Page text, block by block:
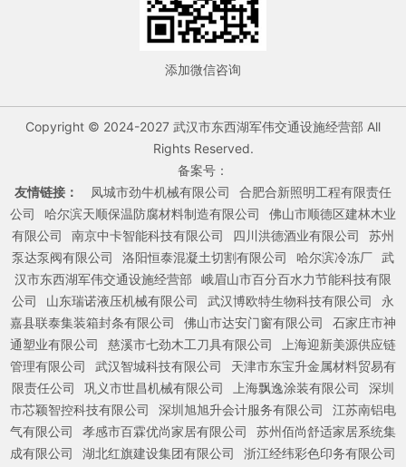
添加微信咨询
Copyright © 2024-2027 武汉市东西湖军伟交通设施经营部 All
Rights Reserved.
备案号：
友情链接：
凤城市劲牛机械有限公司
合肥合新照明工程有限责任
公司
哈尔滨天顺保温防腐材料制造有限公司
佛山市顺德区建林木业
有限公司
南京中卡智能科技有限公司 四川洪德酒业有限公司
苏州
泵达泵阀有限公司
洛阳恒泰混凝土切割有限公司 哈尔滨冷冻厂 武
汉市东西湖军伟交通设施经营部
峨眉山市百分百水力节能科技有限
公司
山东瑞诺液压机械有限公司 武汉博欧特生物科技有限公司
永
嘉县联泰集装箱封条有限公司
佛山市达安门窗有限公司
石家庄市神
通塑业有限公司
慈溪市七劲木工刀具有限公司
上海迎新美源供应链
管理有限公司
武汉智城科技有限公司
天津市东宝升金属材料贸易有
限责任公司
巩义市世昌机械有限公司 上海飘逸涂装有限公司
深圳
市芯颖智控科技有限公司
深圳旭旭升会计服务有限公司
江苏南铝电
气有限公司
孝感市百霖优尚家居有限公司
苏州佰尚舒适家居系统集
成有限公司
湖北红旗建设集团有限公司
浙江经纬彩色印务有限公司